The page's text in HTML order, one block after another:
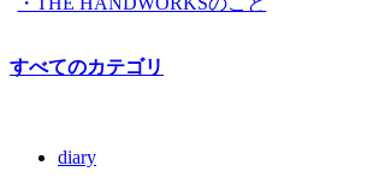
すべてのカテゴリ
diary